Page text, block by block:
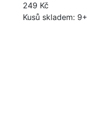
249 Kč
Kusů skladem: 9+